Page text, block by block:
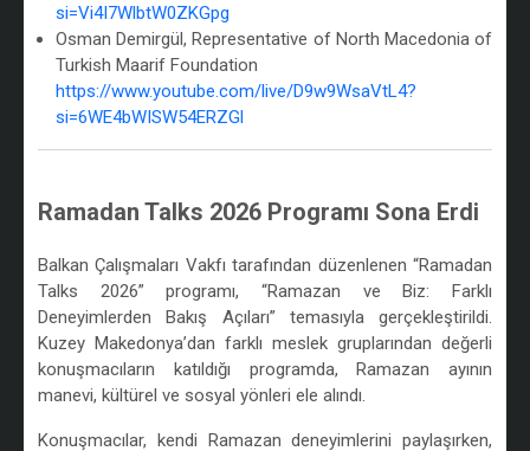
si=Vi4I7WlbtW0ZKGpg
Osman Demirgül, Representative of North Macedonia of
Turkish Maarif Foundation
https://www.youtube.com/live/D9w9WsaVtL4?
si=6WE4bWISW54ERZGl
Ramadan Talks 2026 Programı Sona Erdi
Balkan Çalışmaları Vakfı tarafından düzenlenen “Ramadan
Talks 2026” programı, “Ramazan ve Biz: Farklı
Deneyimlerden Bakış Açıları” temasıyla gerçekleştirildi.
Kuzey Makedonya’dan farklı meslek gruplarından değerli
konuşmacıların katıldığı programda, Ramazan ayının
manevi, kültürel ve sosyal yönleri ele alındı.
Konuşmacılar, kendi Ramazan deneyimlerini paylaşırken,